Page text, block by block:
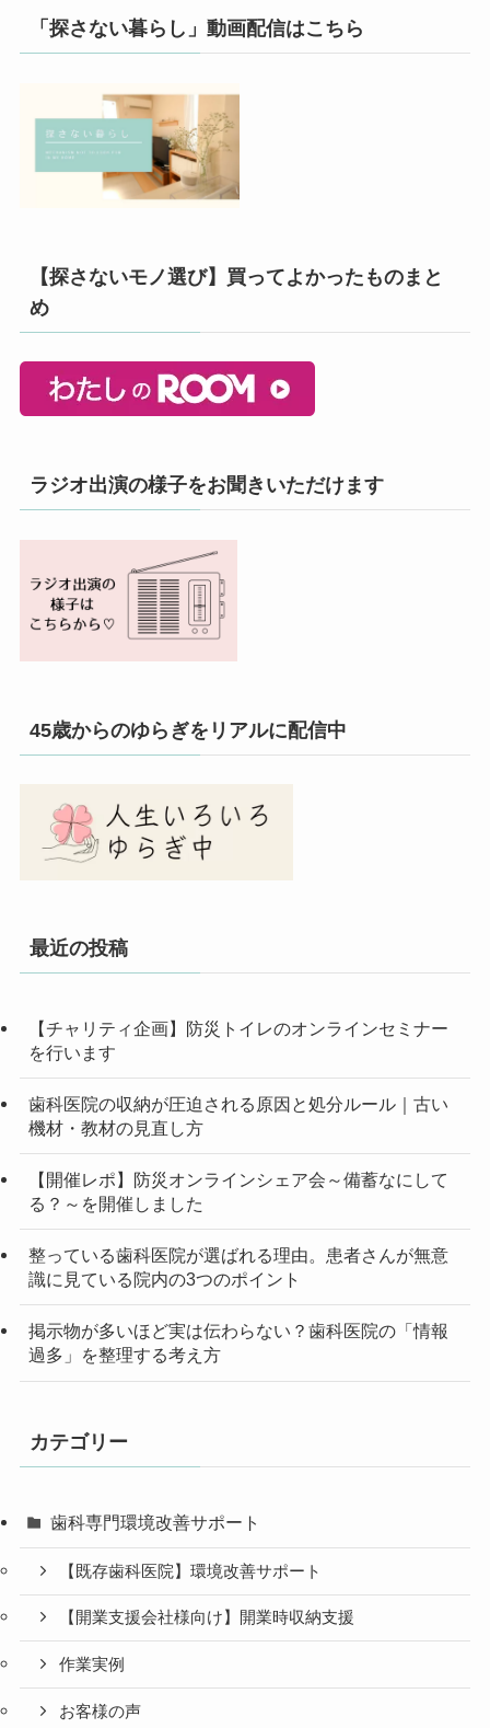
「探さない暮らし」動画配信はこちら
【探さないモノ選び】買ってよかったものまと
め
ラジオ出演の様子をお聞きいただけます
45歳からのゆらぎをリアルに配信中
最近の投稿
【チャリティ企画】防災トイレのオンラインセミナー
を行います
歯科医院の収納が圧迫される原因と処分ルール｜古い
機材・教材の見直し方
【開催レポ】防災オンラインシェア会～備蓄なにして
る？～を開催しました
整っている歯科医院が選ばれる理由。患者さんが無意
識に見ている院内の3つのポイント
掲示物が多いほど実は伝わらない？歯科医院の「情報
過多」を整理する考え方
カテゴリー
歯科専門環境改善サポート
【既存歯科医院】環境改善サポート
【開業支援会社様向け】開業時収納支援
作業実例
お客様の声